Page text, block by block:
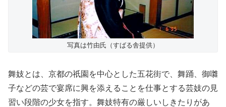
写真は竹由氏（すばる舎提供）
舞妓とは、京都の祇園を中心とした五花街で、舞踊、御囃
子などの芸で宴席に興を添えることを仕事とする芸妓の見
習い段階の少女を指す。舞妓特有の厳しいしきたりがあ